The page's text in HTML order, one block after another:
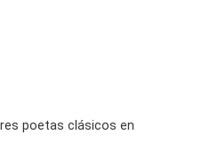
poetas clásicos en